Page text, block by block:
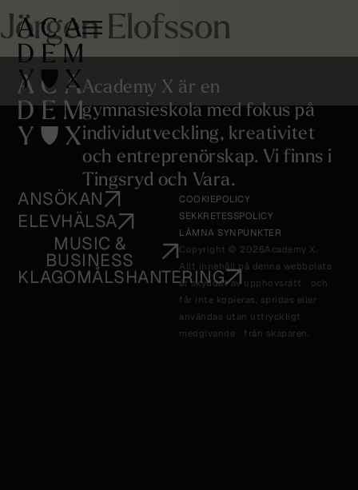
Jörgen Elofsson
Academy X är en
gymnasieskola med fokus på
individutveckling, kreativitet
och entreprenörskap. Vi finns i
Tingsryd och Vara.
ANSÖKAN
ELEVHÄLSA
MUSIC &
BUSINESS
KLAGOMÅLSHANTERING
COOKIEPOLICY
SEKKRETESSPOLICY
LÄMNA SYNPUNKTER
Copyright © 2026Academy X.
Allt innehåll på denna webbplats
är skyddat av upphovsrätt och
får inte kopieras, spridas eller
användas utan uttryckligt
medgivande från skaparen.